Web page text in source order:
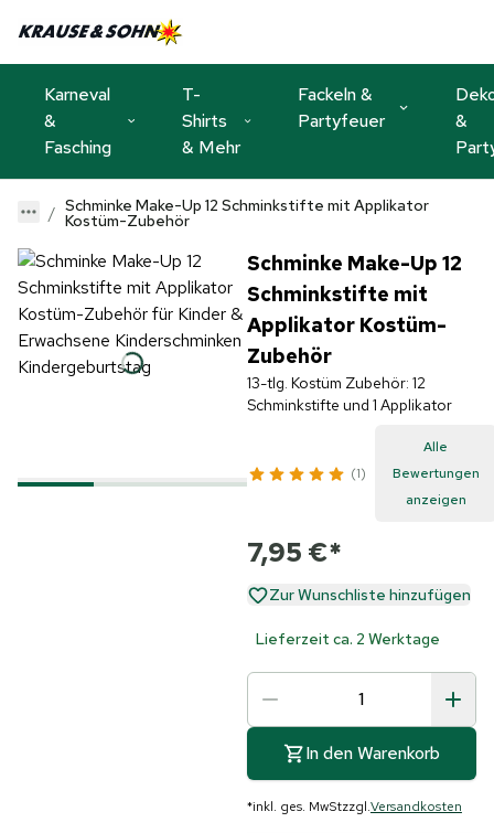
Karneval
&
Fasching
T-
Shirts
& Mehr
Fackeln &
Partyfeuer
&
Schminke Make-Up 12 Schminkstifte mit Applikator
Kostüm-Zubehör
Schminke Make-Up 12
Schminkstifte mit
Applikator Kostüm-
Zubehör
13-tlg. Kostüm Zubehör: 12
Schminkstifte und 1 Applikator
1
Alle
Bewertungen
anzeigen
7,95 €*
Zur Wunschliste hinzufügen
Lieferzeit ca. 2 Werktage
In den Warenkorb
*inkl. ges. MwStzzgl.Versandkosten